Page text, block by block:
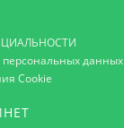
персональных данных
Cookie